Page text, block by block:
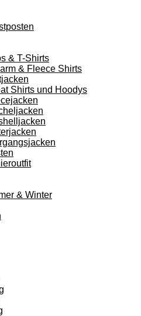
& T-Shirts
& Fleece Shirts
Shirts und Hoodys
& Winter